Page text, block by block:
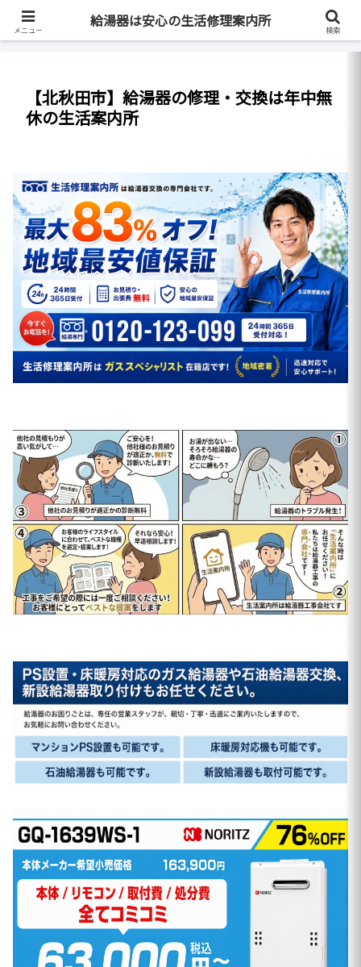
最短即日・全国対応・最大83%OFF
【北秋田市】給湯器の修理・交換は年中無
休の生活案内所
メニュー
給湯器は安心の生活修理案内所
検索